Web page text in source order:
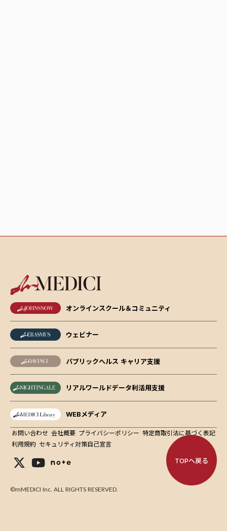
オンラインスクール＆コミュニティ
ウェビナー
パブリックヘルス キャリア支援
リアルワールドデータ利活用支援
WEBメディア
お問い合わせ 会社概要 プライバシーポリシー 特定商取引法に基づく表記
利用規約 セキュリティ対策自己宣言
TOPへ戻る
©mMEDICI Inc. ALL RIGHTS RESERVED.